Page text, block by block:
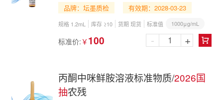
品牌：坛墨质检
有效期：2028-03-23
规格 1.2mL 库存 ≥10 货期 现货 标准值 1000μg/mL
标准价: ￥ 100 
- +
丙酮中咪鲜胺溶液标准物质/2026国
抽农残